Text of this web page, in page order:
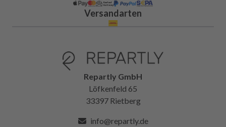
Versandarten
Repartly GmbH
Löfkenfeld 65
33397 Rietberg
info@repartly.de